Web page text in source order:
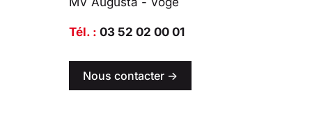
Tél. : 03 52 02 00 01
Nous contacter ->